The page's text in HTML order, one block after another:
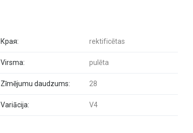
Края: rektificētas
Virsma: pulēta
Zīmējumu daudzums: 28
Variācija: V4